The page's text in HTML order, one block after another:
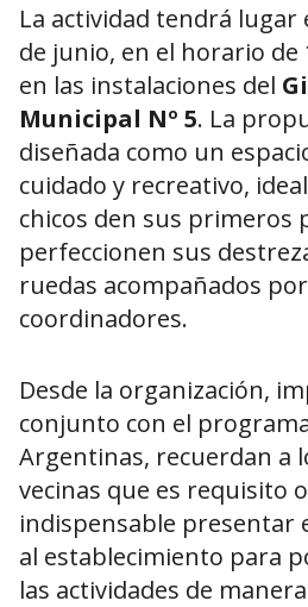
La actividad tendrá lugar
de junio, en el horario de
en las instalaciones del
Municipal Nº 5. La
diseñada como un
cuidado y recreativo,
chicos den sus primeros
perfeccionen sus
ruedas acompañados
coordinadores.
Desde la organización,
conjunto con el
Argentinas, recuerdan a
vecinas que es requisito
indispensable presentar
al establecimiento para
las actividades de